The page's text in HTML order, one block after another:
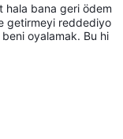
euro komisyon
ile 4.0 euro arası
hala bana geri ödem
getirmeyi reddediyo
beni oyalamak. Bu hi